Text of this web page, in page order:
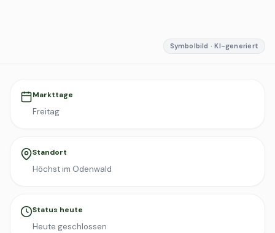
Symbolbild · KI-generiert
Markttage
Freitag
Standort
Höchst im Odenwald
Status heute
Heute geschlossen